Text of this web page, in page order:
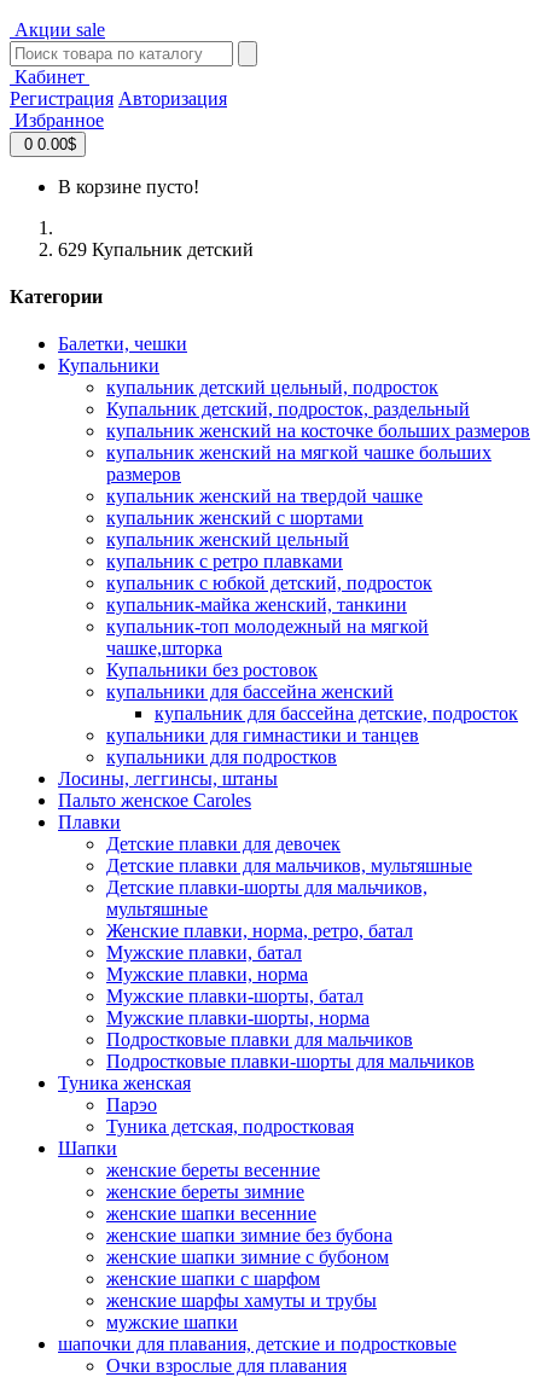
Акции sale
Кабинет
Регистрация Авторизация
Избранное
0 0.00$
В корзине пусто!
629 Купальник детский
Категории
Балетки, чешки
Купальники
купальник детский цельный, подросток
Купальник детский, подросток, раздельный
купальник женский на косточке больших размеров
купальник женский на мягкой чашке больших
размеров
купальник женский на твердой чашке
купальник женский с шортами
купальник женский цельный
купальник с ретро плавками
купальник с юбкой детский, подросток
купальник-майка женский, танкини
купальник-топ молодежный на мягкой
чашке,шторка
Купальники без ростовок
купальники для бассейна женский
купальник для бассейна детские, подросток
купальники для гимнастики и танцев
купальники для подростков
Лосины, леггинсы, штаны
Пальто женское Caroles
Плавки
Детские плавки для девочек
Детские плавки для мальчиков, мультяшные
Детские плавки-шорты для мальчиков,
мультяшные
Женские плавки, норма, ретро, батал
Мужские плавки, батал
Мужские плавки, норма
Мужские плавки-шорты, батал
Мужские плавки-шорты, норма
Подростковые плавки для мальчиков
Подростковые плавки-шорты для мальчиков
Туникa женская
Парэо
Туника детская, подростковая
Шапки
женские береты весенние
женские береты зимние
женские шапки весенние
женские шапки зимние без бубона
женские шапки зимние с бубоном
женские шапки с шарфом
женские шарфы хамуты и трубы
мужские шапки
шапочки для плавания, детские и подростковые
Очки взрослые для плавания